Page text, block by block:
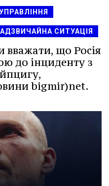
СИТУАЦІЯ
що Росія
до інциденту з
bigmir)net.